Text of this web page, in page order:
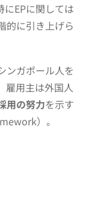
にEPに関しては
的に引き上げら
ンガポール人を
雇用主は外国人
用の努力を示す
）。